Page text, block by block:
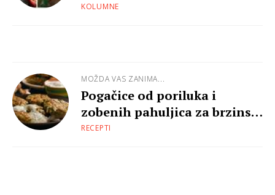
KOLUMNE
MOŽDA VAS ZANIMA...
Pogačice od poriluka i
zobenih pahuljica za brzinski
ručak
RECEPTI